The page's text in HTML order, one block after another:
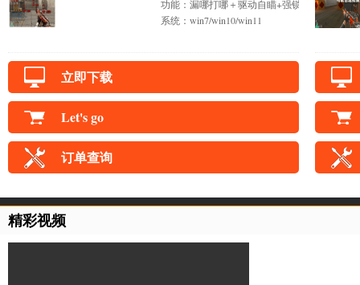
功能：漏哪打哪＋驱动自瞄+强锁不抖+一键锁
系统：win7/win10/win11
立即下载
Let's go
订单查询
精彩视频